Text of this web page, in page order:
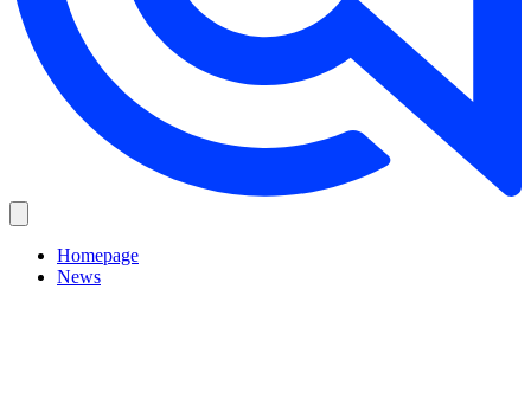
Homepage
News